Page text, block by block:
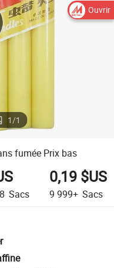
1/1
fumée Prix bas
Sacs
0,19 $US
9 999+ Sacs
Ouvrir